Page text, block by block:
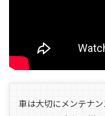
車は大切にメンテナ